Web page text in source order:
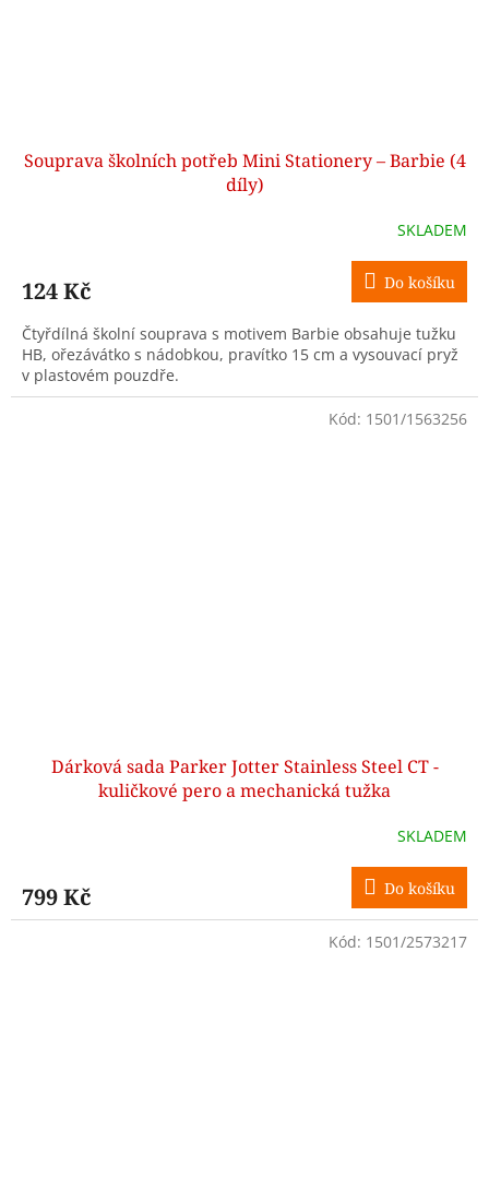
Souprava školních potřeb Mini Stationery – Barbie (4
díly)
SKLADEM
124 Kč Do košíku
Čtyřdílná školní souprava s motivem Barbie obsahuje tužku
HB, ořezávátko s nádobkou, pravítko 15 cm a vysouvací pryž
v plastovém pouzdře.
Dárková sada Parker Jotter Stainless Steel CT -
kuličkové pero a mechanická tužka
SKLADEM
799 Kč Do košíku
Kód: 1501/1563256
Kód: 1501/2573217